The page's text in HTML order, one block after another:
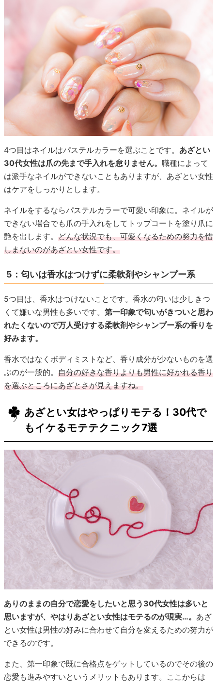
4つ目はネイルはパステルカラーを選ぶことです。 あざとい
30代女性は爪の先まで手入れを怠りません。 職種によって
は派手なネイルができないこともありますが、あざとい女性
はケアをしっかりとします。
ネイルをするならパステルカラーで可愛い印象に。ネイルが
できない場合でも爪の手入れをしてトップコートを塗り爪に
艶を出します。 どんな状況でも、可愛くなるための努力を惜
しまないのがあざとい女性です。
5：匂いは香水はつけずに柔軟剤やシャンプー系
5つ目は、香水はつけないことです。香水の匂いは少しきつ
くて嫌いな男性も多いです。 第一印象で匂いがきついと思わ
れたくないので万人受けする柔軟剤やシャンプー系の香りを
好みます。
香水ではなくボディミストなど、香り成分が少ないものを選
ぶのが一般的。 自分の好きな香りよりも男性に好かれる香り
を選ぶところにあざとさが見えますね。
あざとい女はやっぱりモテる！30代で
もイケるモテテクニック7選
ありのままの自分で恋愛をしたいと思う30代女性は多いと
思いますが、やはりあざとい女性はモテるのが現実…。 あざ
とい女性は男性の好みに合わせて自分を変えるための努力が
できるのです。
また、第一印象で既に合格点をゲットしているのでその後の
恋愛も進みやすいというメリットもあります。ここからは